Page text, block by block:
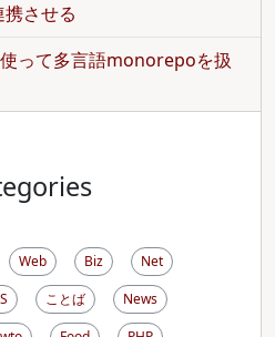
させる
って多言語monorepoを扱
Web Biz
Net
ことば
News